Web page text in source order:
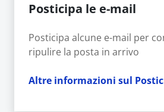
Posticipa le e-mail
Posticipa alcune e-mail per
ripulire la posta in arrivo
Altre informazioni sul